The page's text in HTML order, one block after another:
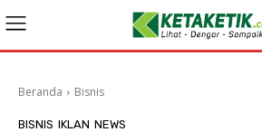
Beranda Bisnis
BISNIS IKLAN NEWS